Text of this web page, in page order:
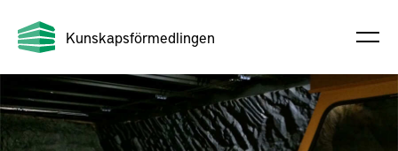
Kunskapsförmedlingen